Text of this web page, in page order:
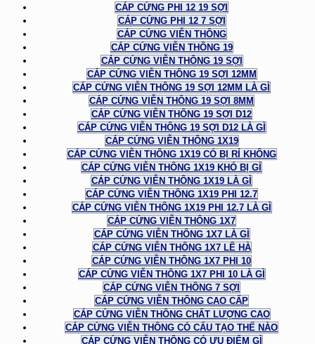
CÁP CỨNG PHI 12 19 SỢI
CÁP CỨNG PHI 12 7 SỢI
CÁP CỨNG VIỄN THÔNG
CÁP CỨNG VIỄN THÔNG 19
CÁP CỨNG VIỄN THÔNG 19 SỢI
CÁP CỨNG VIỄN THÔNG 19 SỢI 12MM
CÁP CỨNG VIỄN THÔNG 19 SỢI 12MM LÀ GÌ
CÁP CỨNG VIỄN THÔNG 19 SỢI 8MM
CÁP CỨNG VIỄN THÔNG 19 SỢI D12
CÁP CỨNG VIỄN THÔNG 19 SỢI D12 LÀ GÌ
CÁP CỨNG VIỄN THÔNG 1X19
CÁP CỨNG VIỄN THÔNG 1X19 CÓ BỊ RỈ KHÔNG
CÁP CỨNG VIỄN THÔNG 1X19 KHÓ BỊ GỈ
CÁP CỨNG VIỄN THÔNG 1X19 LÀ GÌ
CÁP CỨNG VIỄN THÔNG 1X19 PHI 12.7
CÁP CỨNG VIỄN THÔNG 1X19 PHI 12.7 LÀ GÌ
CÁP CỨNG VIỄN THÔNG 1X7
CÁP CỨNG VIỄN THÔNG 1X7 LÀ GÌ
CÁP CỨNG VIỄN THÔNG 1X7 LÊ HÀ
CÁP CỨNG VIỄN THÔNG 1X7 PHI 10
CÁP CỨNG VIỄN THÔNG 1X7 PHI 10 LÀ GÌ
CÁP CỨNG VIỄN THÔNG 7 SỢI
CÁP CỨNG VIỄN THÔNG CAO CẤP
CÁP CỨNG VIỄN THÔNG CHẤT LƯỢNG CAO
CÁP CỨNG VIỄN THÔNG CÓ CẤU TẠO THẾ NÀO
CÁP CỨNG VIỄN THÔNG CÓ ƯU ĐIỂM GÌ